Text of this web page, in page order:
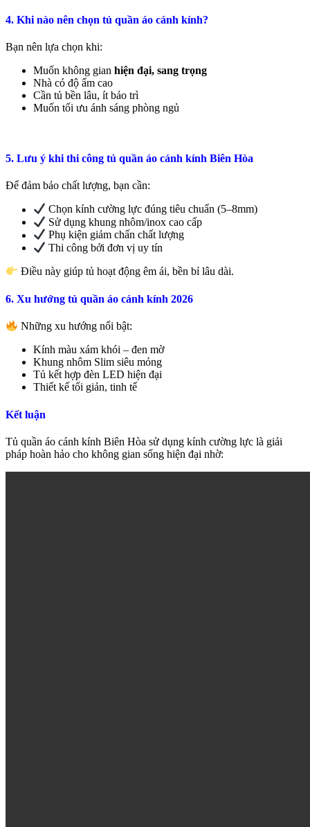
4. Khi nào nên chọn tủ quần áo cánh kính?
Bạn nên lựa chọn khi:
Muốn không gian hiện đại, sang trọng
Nhà có độ ẩm cao
Cần tủ bền lâu, ít bảo trì
Muốn tối ưu ánh sáng phòng ngủ
5. Lưu ý khi thi công tủ quần áo cánh kính Biên Hòa
Để đảm bảo chất lượng, bạn cần:
Chọn kính cường lực đúng tiêu chuẩn (5–8mm)
Sử dụng khung nhôm/inox cao cấp
Phụ kiện giảm chấn chất lượng
Thi công bởi đơn vị uy tín
Điều này giúp tủ hoạt động êm ái, bền bỉ lâu dài.
6. Xu hướng tủ quần áo cánh kính 2026
Những xu hướng nổi bật:
Kính màu xám khói – đen mờ
Khung nhôm Slim siêu mỏng
Tủ kết hợp đèn LED hiện đại
Thiết kế tối giản, tinh tế
Kết luận
Tủ quần áo cánh kính Biên Hòa sử dụng kính cường lực là giải
pháp hoàn hảo cho không gian sống hiện đại nhờ: